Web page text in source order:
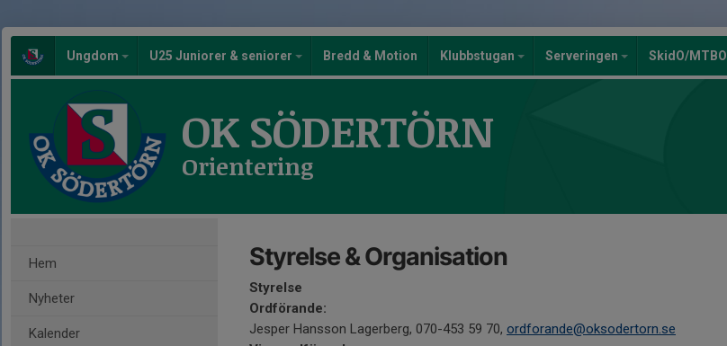
Ungdom U25 Juniorer & seniorer Bredd & Motion Klubbstugan Serveringen SkidO/MTBO
OK SÖDERTÖRN
Orientering
Hem
Nyheter
Kalender
Styrelse & Organisation
Styrelse
Ordförande:
Jesper Hansson Lagerberg, 070-453 59 70, ordforande@oksodertorn.se